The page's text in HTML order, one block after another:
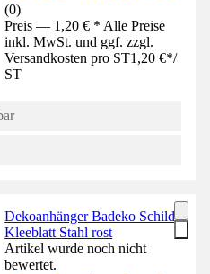
(0)
Preis — 1,20 € * Alle Preise
inkl. MwSt. und ggf. zzgl.
Versandkosten pro ST1,20 €*/
ST
Dekoanhänger Badeko Schild
Kleeblatt Stahl rost
Artikel wurde noch nicht
bewertet.